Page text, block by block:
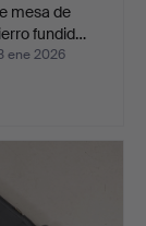
mesa de
fundid…
ene 2026